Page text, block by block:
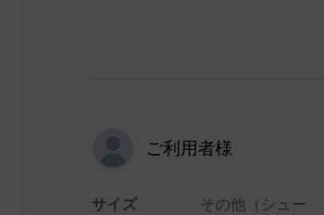
ご利用者様
サイズ
その他（シュー